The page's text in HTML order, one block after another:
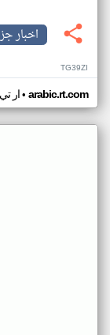
اخبار
TG39ZI
ار• arabic.rt.com